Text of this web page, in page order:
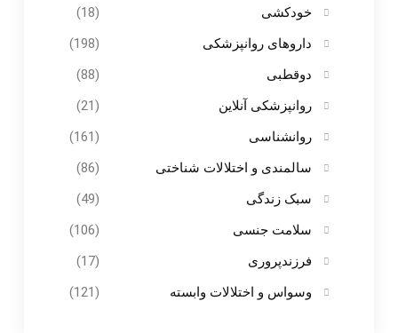
خودکشی
(18)
داروهای روانپزشکی
(198)
دوقطبی
(88)
روانپزشکی آنلاین
(21)
روانشناسی
(161)
سالمندی و اختلالات شناختی
(86)
سبک زندگی
(49)
سلامت جنسی
(106)
فرزندپروری
(17)
وسواس و اختلالات وابسته
(121)